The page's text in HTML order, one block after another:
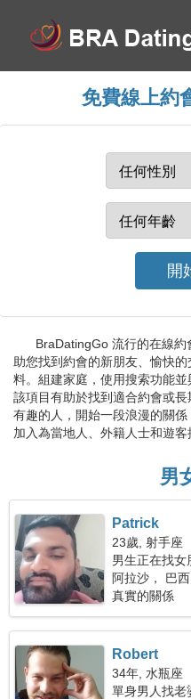
免費線上約
BraDatingGo 流行的在線
助您找到約會的新朋友、愉快
料。組建家庭，使用搜索功能並
該項目有助於找到適合約會或
有趣的人，開始一段浪漫的關係
加入為當地人、外籍人士和遊客
男
Patrick
23歲, 射手座
男生正在找女
阿拉沙， 巴西
真實的關係
Robert
34年, 水瓶座
單身男人找老